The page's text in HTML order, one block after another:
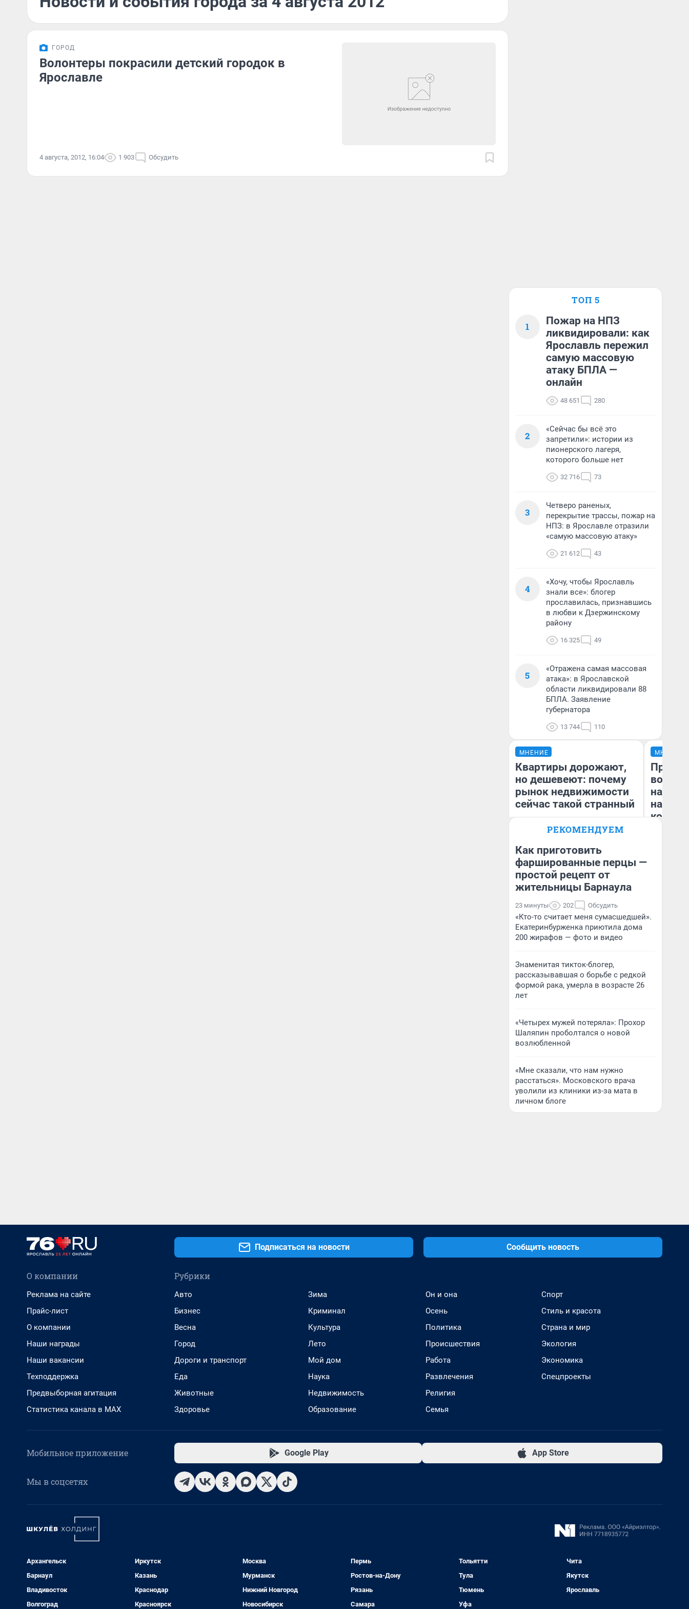
ГОРОД
Волонтеры покрасили детский городок в
Ярославле
4 августа, 2012, 16:04 1 903 Обсудить
ТОП 5
1
Пожар на НПЗ
ликвидировали: как
Ярославль пережил
самую массовую
атаку БПЛА —
онлайн
48 651 280
2
«Сейчас бы всё это
запретили»: истории из
пионерского лагеря,
которого больше нет
32 716 73
3
Четверо раненых,
перекрытие трассы, пожар на
НПЗ: в Ярославле отразили
«самую массовую атаку»
21 612 43
4
«Хочу, чтобы Ярославль
знали все»: блогер
прославилась, признавшись
в любви к Дзержинскому
району
16 325 49
5
«Отражена самая массовая
атака»: в Ярославской
области ликвидировали 88
БПЛА. Заявление
губернатора
13 744 110
МНЕНИЕ
Квартиры дорожают,
но дешевеют: почему
рынок недвижимости
сейчас такой странный
Екатерина Торопова
директор агентства
недвижимости
МНЕНИЕ
нам
РЕКОМЕНДУЕМ
Как приготовить
фаршированные перцы —
простой рецепт от
жительницы Барнаула
23 минуты 202 Обсудить
«Кто-то считает меня сумасшедшей».
Екатеринбурженка приютила дома
200 жирафов — фото и видео
Знаменитая тикток-блогер,
рассказывавшая о борьбе с редкой
формой рака, умерла в возрасте 26
лет
«Четырех мужей потеряла»: Прохор
Шаляпин проболтался о новой
возлюбленной
«Мне сказали, что нам нужно
расстаться». Московского врача
уволили из клиники из-за мата в
личном блоге
Подписаться на новости Сообщить новость
О компании
Реклама на сайте
Прайс-лист
О компании
Наши награды
Наши вакансии
Техподдержка
Предвыборная агитация
Статистика канала в MAX
Рубрики
Авто
Бизнес
Весна
Город
Дороги и транспорт
Еда
Животные
Здоровье
Зима
Криминал
Культура
Лето
Мой дом
Наука
Недвижимость
Образование
Он и она
Осень
Политика
Происшествия
Работа
Развлечения
Религия
Семья
Спорт
Стиль и красота
Страна и мир
Экология
Экономика
Спецпроекты
Мобильное приложение Google Play App Store
Мы в соцсетях
Архангельск
Барнаул
Владивосток
Волгоград
Иркутск
Казань
Краснодар
Красноярск
Москва
Мурманск
Нижний Новгород
Новосибирск
Пермь
Ростов-на-Дону
Рязань
Самара
Тольятти
Тула
Тюмень
Уфа
Чита
Якутск
Ярославль